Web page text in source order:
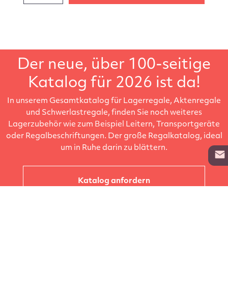
Der neue, über 100-seitige
Katalog für 2026 ist da!
In unserem Gesamtkatalog für Lagerregale, Aktenregale
und Schwerlastregale, finden Sie noch weiteres
Lagerzubehör wie zum Beispiel Leitern, Transportgeräte
oder Regalbeschriftungen. Der große Regalkatalog, ideal
um in Ruhe darin zu blättern.
Katalog anfordern